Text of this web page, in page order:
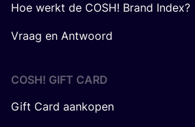
Hoe werkt de COSH! Brand Index?
Vraag en Antwoord
COSH! GIFT CARD
Gift Card aankopen